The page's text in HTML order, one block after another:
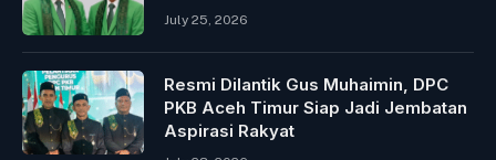
July 25, 2026
Resmi Dilantik Gus Muhaimin, DPC
PKB Aceh Timur Siap Jadi Jembatan
Aspirasi Rakyat